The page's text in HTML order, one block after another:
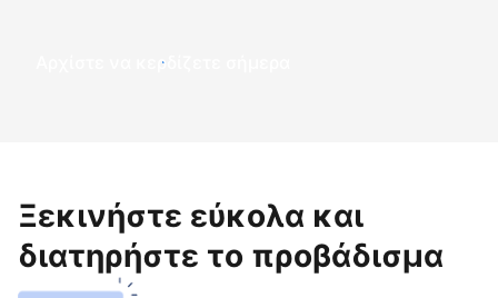
Αρχίστε να κερδίζετε σήμερα
Ξεκινήστε εύκολα και
διατηρήστε το προβάδισμα